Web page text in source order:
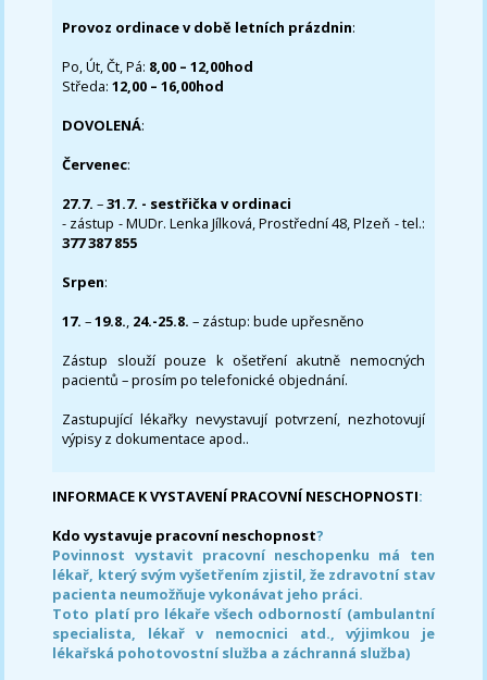
Provoz ordinace v době letních prázdnin:
Po, Út, Čt, Pá: 8,00 – 12,00hod
Středa:12,00 – 16,00hod
DOVOLENÁ:
Červenec:
27.7.–31.7. - sestřička v ordinaci
- zástup - MUDr. Lenka Jílková, Prostřední 48, Plzeň - tel.:
377 387 855
Srpen:
17. –19.8., 24.-25.8. – zástup: bude upřesněno
Zástup slouží pouze k ošetření akutně nemocných
pacientů – prosím po telefonické objednání.
Zastupující lékařky nevystavují potvrzení, nezhotovují
výpisy z dokumentace apod..
INFORMACE K VYSTAVENÍ PRACOVNÍ NESCHOPNOSTI:
Kdo vystavuje pracovní neschopnost?
Povinnost vystavit pracovní neschopenku má ten
lékař, který svým vyšetřením zjistil, že zdravotní stav
pacienta neumožňuje vykonávat jeho práci.
Toto platí pro lékaře všech odborností (ambulantní
specialista, lékař v nemocnici atd., výjimkou je
lékařská pohotovostní služba a záchranná služba)